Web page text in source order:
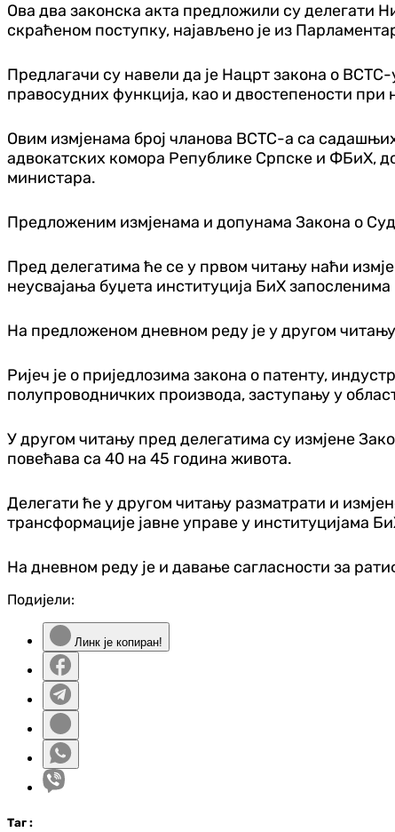
Ова два законска акта предложили су делегати
скраћеном поступку, најављено је из
Предлагачи су навели да је Нацрт закона о
правосудних функција, као и двостепености
Овим измјенама број чланова ВСТС-а са
адвокатских комора Републике Српске и ФБиХ,
министара.
Предложеним измјенама и допунама Закона о
Пред делегатима ће се у првом читању наћи
неусвајања буџета институција БиХ
На предложеном дневном реду је у другом
Ријеч је о приједлозима закона о патенту,
полупроводничких производа, заступању у
У другом читању пред делегатима су измјене
повећава са 40 на 45 година живота.
Делегати ће у другом читању разматрати и
трансформације јавне управе у институцијама
На дневном реду је и давање сагласности за
Подијели:
Линк је копиран!
Таг :